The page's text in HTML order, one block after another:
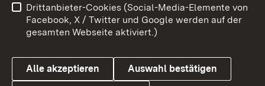
Drittanbieter-Cookies (Social-Media-Elemente von
Facebook, X / Twitter und Google werden auf der
gesamten Webseite aktiviert.)
Alle akzeptieren Auswahl bestätigen